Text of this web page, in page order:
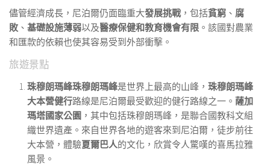
儘管經濟成長，尼泊爾仍面臨重大發展挑戰，包括貧窮 、 腐
敗 、 基礎設施薄弱以及醫療保健和教育機會有限 。該國對農業
和匯款的依賴也使其容易受到外部衝擊。
旅遊景點
珠穆朗瑪峰珠穆朗瑪峰是世界上最高的山峰， 珠穆朗瑪峰
大本營健行路線是尼泊爾最受歡迎的健行路線之一。 薩加
瑪塔國家公園 ，其中包括珠穆朗瑪峰，是聯合國教科文組
織世界遺產。來自世界各地的遊客來到尼泊爾，徒步前往
大本營，體驗夏爾巴人的文化，欣賞令人驚嘆的喜馬拉雅
風景。